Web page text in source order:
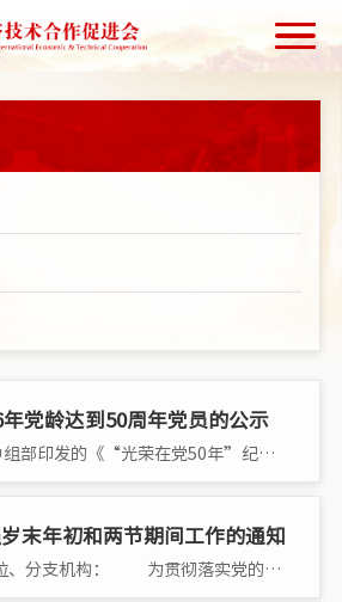
年党龄达到50周年党员的公示
按照中组部印发的《“光荣在党50年”纪念章颁发管理办法》和有关工作安排，现对截止2026年6月30日（含），党组织关系在我
末年初和两节期间工作的通知
各会员单位、分支机构： 为贯彻落实党的十八届六中全会和中央经济工作会议精神，进一步做好学会岁末年初和两节期间工作�